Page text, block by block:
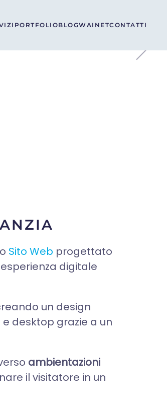
PORTFOLIOBLOGWAINETCONTATTI
Sito Web progettato
digitale
un design
desktop grazie a un
ambientazioni
il visitatore in un